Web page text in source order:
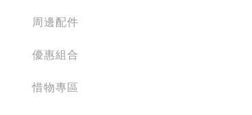
周邊配件
優惠組合
惜物專區